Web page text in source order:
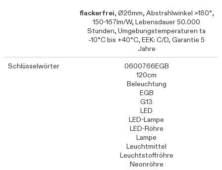
flackerfrei, Ø26mm, Abstrahlwinkel >180°,
150-167lm/W, Lebensdauer 50.000
Stunden, Umgebungstemperaturen ta
-10°C bis +40°C, EEK: C/D, Garantie 5
Jahre
Schlüsselwörter
0600766EGB
120cm
Beleuchtung
EGB
G13
LED
LED-Lampe
LED-Röhre
Lampe
Leuchtmittel
Leuchtstoffröhre
Neonröhre